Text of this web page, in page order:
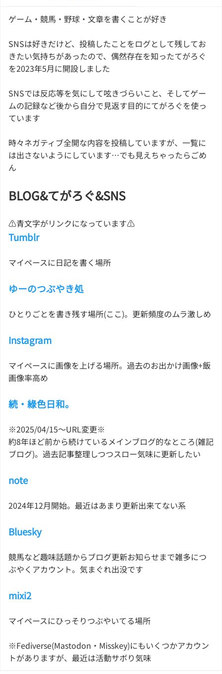
ゲーム・競馬・野球・文章を書くことが好き
SNSは好きだけど、投稿したことをログとして残してお
きたい気持ちがあったので、偶然存在を知ったてがろぐ
を2023年5月に開設しました
SNSでは反応等を気にして呟きづらいこと、そしてゲー
ムの記録など後から自分で見返す目的にてがろぐを使っ
ています
時々ネガティブ全開な内容を投稿していますが、一覧に
は出さないようにしています…でも見えちゃったらごめ
ん
BLOG&てがろぐ&SNS
⚠青文字がリンクになっています⚠
Tumblr
マイペースに日記を書く場所
ゆーのつぶやき処
ひとりごとを書き残す場所(ここ)。更新頻度のムラ激しめ
Instagram
マイペースに画像を上げる場所。過去のお出かけ画像+飯
画像率高め
続・綠色日和。
※2025/04/15〜URL変更※
約8年ほど前から続けているメインブログ的なところ(雑記
ブログ)。過去記事整理しつつスロー気味に更新したい
note
2024年12月開始。最近はあまり更新出来てない系
Bluesky
競馬など趣味話題からブログ更新お知らせまで雑多につ
ぶやくアカウント。気まぐれ出没です
mixi2
マイペースにひっそりつぶやいてる場所
※Fediverse(Mastodon・Misskey)にもいくつかアカウン
トがありますが、最近は活動サボり気味